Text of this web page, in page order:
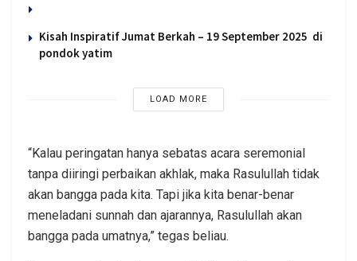
Kisah Inspiratif Jumat Berkah – 19 September 2025 di
pondok yatim
LOAD MORE
“Kalau peringatan hanya sebatas acara seremonial
tanpa diiringi perbaikan akhlak, maka Rasulullah tidak
akan bangga pada kita. Tapi jika kita benar-benar
meneladani sunnah dan ajarannya, Rasulullah akan
bangga pada umatnya,” tegas beliau.